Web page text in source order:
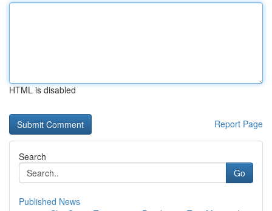
HTML is disabled
Report Page
Search
Go
Published News